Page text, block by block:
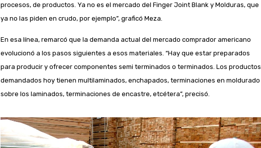
procesos, de productos. Ya no es el mercado del Finger Joint Blank y Molduras, que
ya no las piden en crudo, por ejemplo”, graficó Meza.
En esa línea, remarcó que la demanda actual del mercado comprador americano
evolucionó a los pasos siguientes a esos materiales. “Hay que estar preparados
para producir y ofrecer componentes semi terminados o terminados. Los productos
demandados hoy tienen multilaminados, enchapados, terminaciones en moldurado
sobre los laminados, terminaciones de encastre, etcétera”, precisó.